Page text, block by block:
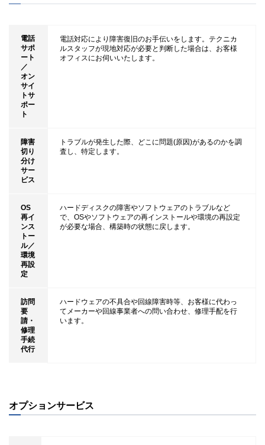
電話
サポ
ート
／
オン
サイ
トサ
ポー
ト
電話対応により障害復旧のお手伝いをします。テクニカ
ルスタッフが現地対応が必要と判断した場合は、お客様
オフィスにお伺いいたします。
障害
切り
分け
サー
ビス
トラブルが発生した際、どこに問題(原因)があるのかを調
査し、特定します。
OS
再イ
ンス
トー
ル／
環境
再設
定
ハードディスクの障害やソフトウェアのトラブルなど
で、OSやソフトウェアの再インストールや環境の再設定
が必要な場合、構築時の状態に戻します。
訪問
要
請・
修理
手続
代行
ハードウェアの不具合や回線障害時等、お客様に代わっ
てメーカーや回線事業者への問い合わせ、修理手配を行
います。
オプションサービス